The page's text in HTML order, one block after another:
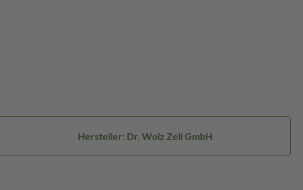
Hersteller: Dr. Wolz Zell GmbH